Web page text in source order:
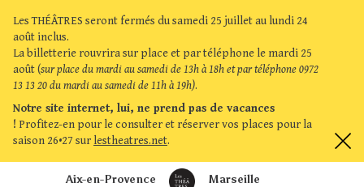
Les THÉÂTRES seront fermés du samedi 25 juillet au lundi 24
août inclus.
La billetterie rouvrira sur place et par téléphone le mardi 25
août (sur place du mardi au samedi de 13h à 18h et par téléphone 0972
13 13 20 du mardi au samedi de 11h à 19h).
Notre site internet, lui, ne prend pas de vacances
! Profitez-en pour le consulter et réserver vos places pour la
saison 26•27 sur lestheatres.net.
Marseille
Aix-en-Provence